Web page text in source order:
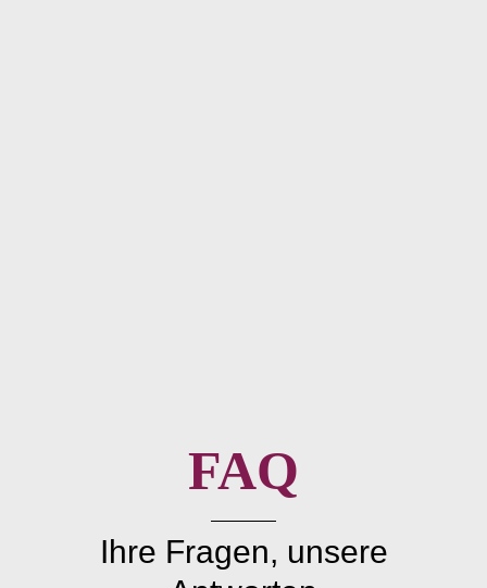
FAQ
Ihre Fragen, unsere